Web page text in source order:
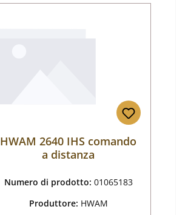
HWAM 2640 IHS comando
a distanza
Numero di prodotto: 01065183
Produttore: HWAM